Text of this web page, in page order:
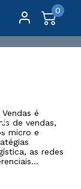
0
é
de vendas,
micro e
as redes